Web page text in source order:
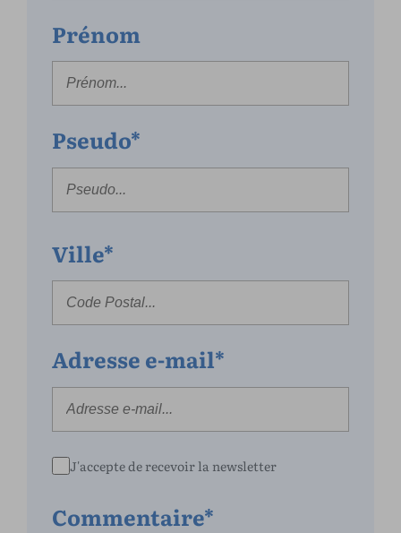
Prénom
Pseudo*
Ville*
Adresse e-mail*
J'accepte de recevoir la newsletter
Commentaire*